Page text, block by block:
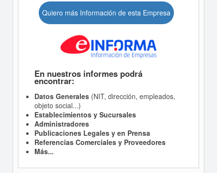
Quiero más Información de esta Empresa
En nuestros informes podrá
encontrar:
Datos Generales(NIT, dirección, empleados,
objeto social...)
Establecimientos y Sucursales
Administradores
Publicaciones Legales y en Prensa
Referencias Comerciales y Proveedores
Más...